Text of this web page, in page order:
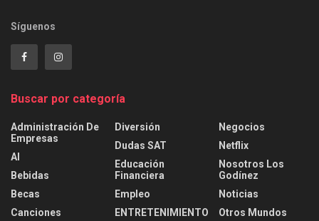
Síguenos
Buscar por categoría
Administración De
Empresas
AI
Bebidas
Becas
Canciones
Diversión
Dudas SAT
Educación
Financiera
Empleo
ENTRETENIMIENTO
Negocios
Netflix
Nosotros Los
Godínez
Noticias
Otros Mundos